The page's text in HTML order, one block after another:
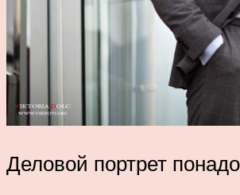
Деловой портрет